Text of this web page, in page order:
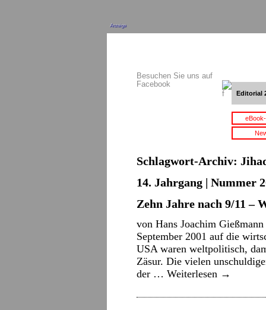
Anzeige
Besuchen Sie uns auf
Facebook
Editorial
Schlagwort-Archiv:
14. Jahrgang | Nummer
Zehn Jahre nach 9/11 –
von Hans Joachim
September 2001 auf die
USA waren weltpolitisch,
Zäsur. Die vielen
der … Weiterlesen →